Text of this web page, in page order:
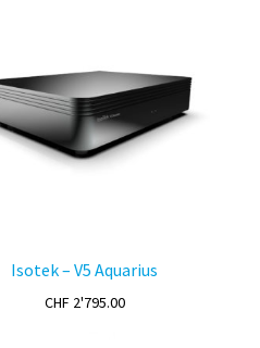
la
page
du
Isotek – V5 Aquarius
CHF2'795.00